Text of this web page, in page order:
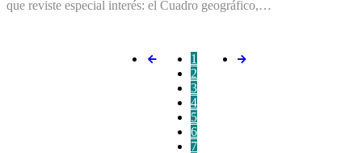
que reviste especial interés: el Cuadro geográfico,…
1
2
3
4
5
6
7